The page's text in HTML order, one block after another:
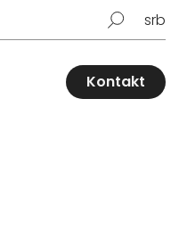
srb
Kontakt